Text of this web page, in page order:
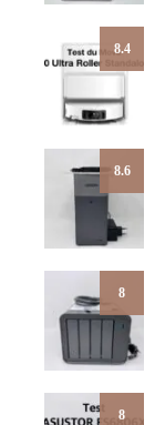
8.4
8.6
8
8